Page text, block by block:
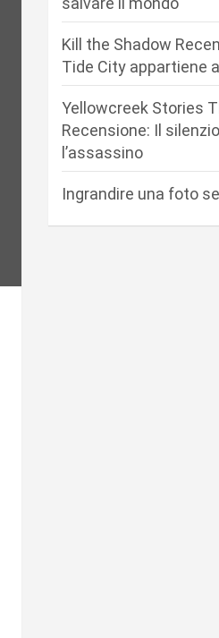
Kill the Shadow
Tide City appartiene
Yellowcreek Stories
Recensione: Il
l’assassino
Ingrandire una foto